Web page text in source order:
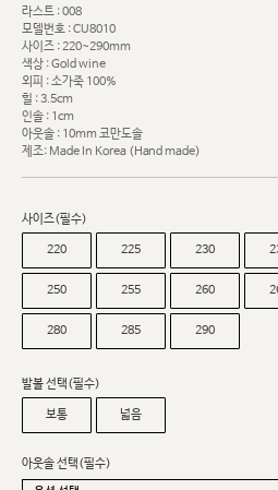
라스트 : 008
모델번호 : CU8010
사이즈 : 220~290mm
색상 : Gold wine
외피 : 소가죽 100%
힐 : 3.5cm
인솔 : 1cm
아웃솔 : 10mm 코만도솔
제조: Made In Korea (Hand made)
사이즈(필수)
220 225 230
250 255 260
280 285 290
발볼 선택(필수)
보통 넓음
아웃솔 선택(필수)